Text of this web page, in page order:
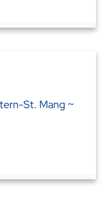
St. Mang ~